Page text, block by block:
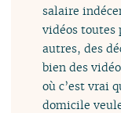
salaire
vidéos toutes
autres, des
bien des
où c’est vrai
domicile